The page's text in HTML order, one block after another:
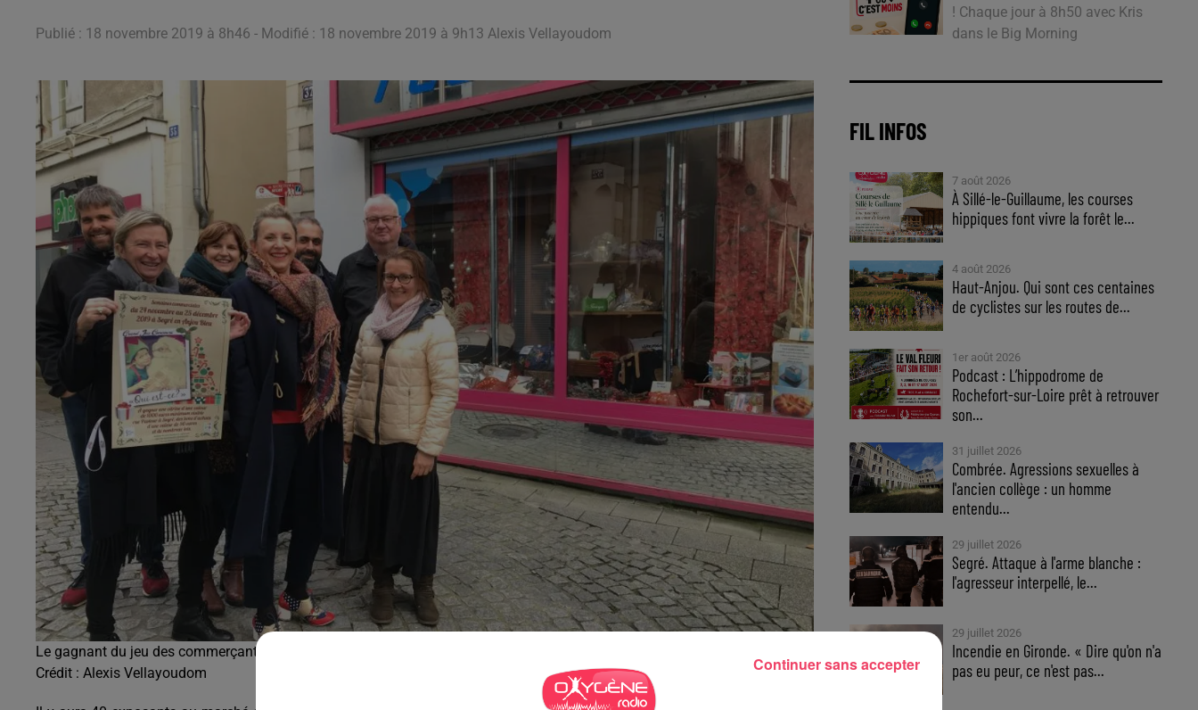
Publié : 18 novembre 2019 à 8h46 - Modifié : 18 novembre 2019 à 9h13 Alexis Vellayoudom
Le gagnant du jeu des commerçants remportera une vitrine d'une valeur de 1000 euros
Crédit : Alexis Vellayoudom
! Chaque jour à 8h50 avec Kris
dans le Big Morning
FIL INFOS
7 août 2026
À Sillé-le-Guillaume, les courses
hippiques font vivre la forêt le...
4 août 2026
Haut-Anjou. Qui sont ces centaines
de cyclistes sur les routes de...
1er août 2026
Podcast : L’hippodrome de
Rochefort-sur-Loire prêt à retrouver
son...
31 juillet 2026
Combrée. Agressions sexuelles à
l'ancien collège : un homme
entendu...
29 juillet 2026
Segré. Attaque à l'arme blanche :
l'agresseur interpellé, le...
29 juillet 2026
Incendie en Gironde. « Dire qu'on n'a
pas eu peur, ce n'est pas...
Continuer sans accepter